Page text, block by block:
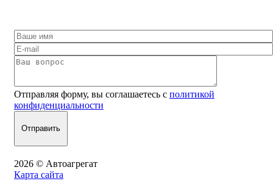
Отправляя форму, вы соглашаетесь с политикой
конфиденциальности
2026 © Автоагрегат
Карта сайта